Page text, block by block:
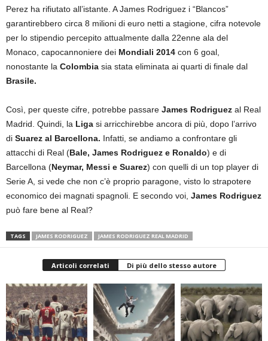
Perez ha rifiutato all’istante. A James Rodriguez i “Blancos”
garantirebbero circa 8 milioni di euro netti a stagione, cifra notevole
per lo stipendio percepito attualmente dalla 22enne ala del
Monaco, capocannoniere dei Mondiali 2014 con 6 goal,
nonostante la Colombia sia stata eliminata ai quarti di finale dal
Brasile.
Così, per queste cifre, potrebbe passare James Rodriguez al Real
Madrid. Quindi, la Liga si arricchirebbe ancora di più, dopo l’arrivo
di Suarez al Barcellona. Infatti, se andiamo a confrontare gli
attacchi di Real (Bale, James Rodriguez e Ronaldo) e di
Barcellona (Neymar, Messi e Suarez) con quelli di un top player di
Serie A, si vede che non c’è proprio paragone, visto lo strapotere
economico dei magnati spagnoli. E secondo voi, James Rodriguez
può fare bene al Real?
TAGS JAMES RODRIGUEZ JAMES RODRIGUEZ REAL MADRID
Articoli correlati Di più dello stesso autore